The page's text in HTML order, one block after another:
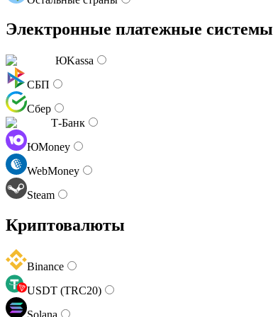
Электронные платежные системы
ЮKassa
СБП
Сбер
Т-Банк
ЮMoney
WebMoney
Steam
Криптовалюты
Binance
USDT (TRC20)